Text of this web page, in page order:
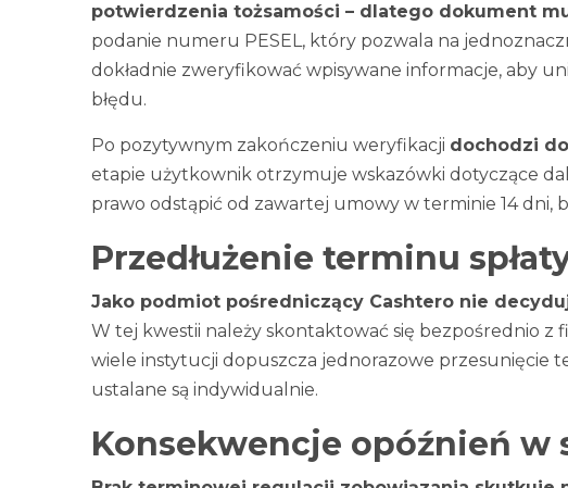
potwierdzenia tożsamości – dlatego dokument
podanie numeru PESEL, który pozwala na
dokładnie zweryfikować wpisywane informacje, aby
błędu.
Po pozytywnym zakończeniu weryfikacji dochodzi
etapie użytkownik otrzymuje wskazówki dotyczące
prawo odstąpić od zawartej umowy w terminie 14 dni,
Przedłużenie terminu
Jako podmiot pośredniczący Cashtero nie
W tej kwestii należy skontaktować się bezpośrednio z
wiele instytucji dopuszcza jednorazowe przesunięcie
ustalane są indywidualnie.
Konsekwencje opóźnień w